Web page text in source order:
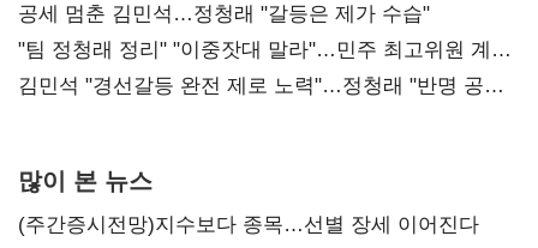
공세 멈춘 김민석…정청래 "갈등은 제가 수습"
"팀 정청래 정리" "이중잣대 말라"…민주 최고위원 계파
다툼 격화
김민석 "경선갈등 완전 제로 노력"…정청래 "반명 공세
많이 본 뉴스
(주간증시전망)지수보다 종목…선별 장세 이어진다